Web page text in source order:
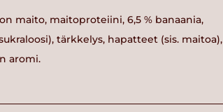
maito, maitoproteiini, 6,5 % banaania,
tärkkelys, hapatteet (sis. maitoa),
aromi.